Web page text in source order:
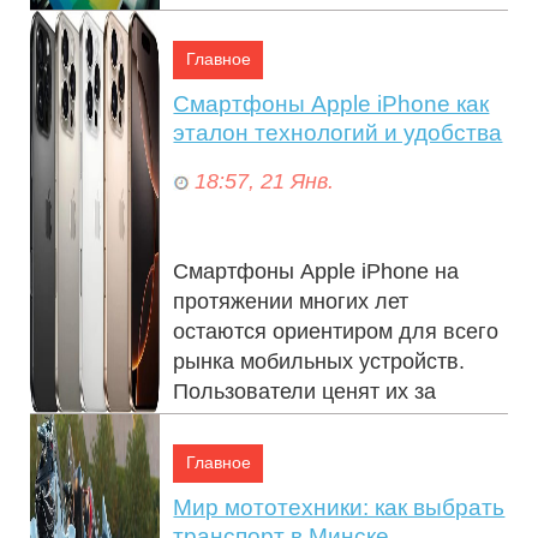
Шторы, тюль и жалюзи на балкон: стиль и
комфорт в каждом элементе
04:02, 05 Фев.
Таможенный юрист как ключевой партнер
для успешной внешнеэкономической
деятельности
качественных печатных
материалов большого формата.
Они использую...
Главное
Смартфоны Apple iPhone как
эталон технологий и удобства
18:57, 21 Янв.
Смартфоны Apple iPhone на
протяжении многих лет
остаются ориентиром для всего
рынка мобильных устройств.
Пользователи ценят их за
стабильную работ...
Главное
Мир мототехники: как выбрать